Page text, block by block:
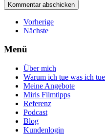
Kommentar abschicken
Vorherige
Nächste
Menü
Über mich
Warum ich tue was ich tue
Meine Angebote
Miris Filmtipps
Referenz
Podcast
Blog
Kundenlogin